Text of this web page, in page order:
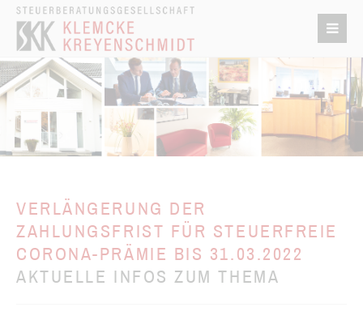
VERLÄNGERUNG DER
ZAHLUNGSFRIST FÜR STEUERFREIE
CORONA-PRÄMIE BIS 31.03.2022
AKTUELLE INFOS ZUM THEMA